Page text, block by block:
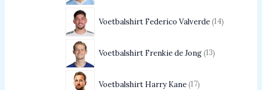
Voetbalshirt Federico Valverde 14
Voetbalshirt Frenkie de Jong 13
Voetbalshirt Harry Kane 17